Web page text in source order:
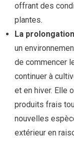
offrant des
plantes.
La
un
de commencer
continuer à
et en hiver. Elle
produits frais
nouvelles
extérieur en